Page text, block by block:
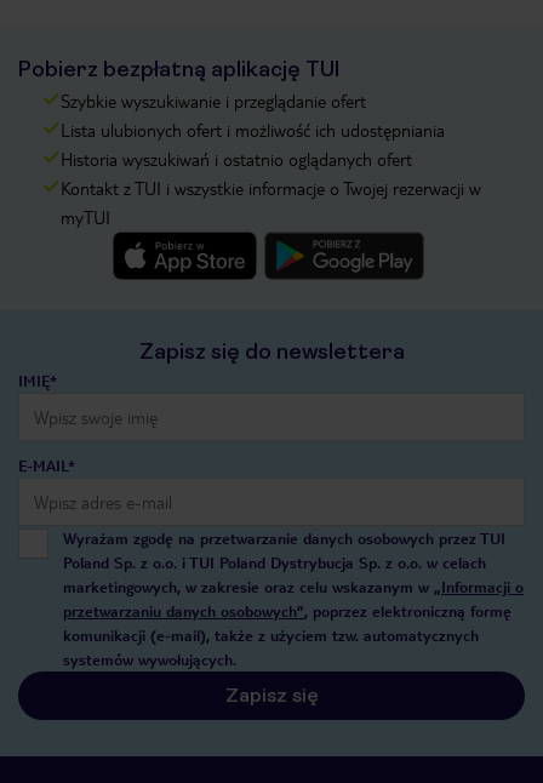
Pobierz bezpłatną aplikację TUI
Szybkie wyszukiwanie i przeglądanie ofert
Lista ulubionych ofert i możliwość ich udostępniania
Historia wyszukiwań i ostatnio oglądanych ofert
Kontakt z TUI i wszystkie informacje o Twojej rezerwacji w
myTUI
Zapisz się do newslettera
IMIĘ*
E-MAIL*
Wyrażam zgodę na przetwarzanie danych osobowych przez TUI
Poland Sp. z o.o. i TUI Poland Dystrybucja Sp. z o.o. w celach
marketingowych, w zakresie oraz celu wskazanym w „Informacji o
przetwarzaniu danych osobowych”, poprzez elektroniczną formę
komunikacji (e-mail), także z użyciem tzw. automatycznych
systemów wywołujących.
Zapisz się